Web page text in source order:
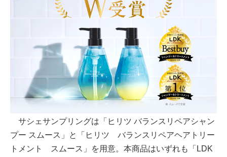
サシェサンプリングは「ヒリツ バランスリペアシャン
プー スムース」と「ヒリツ バランスリペアヘアトリー
トメント スムース」を用意。本商品はいずれも「LDK